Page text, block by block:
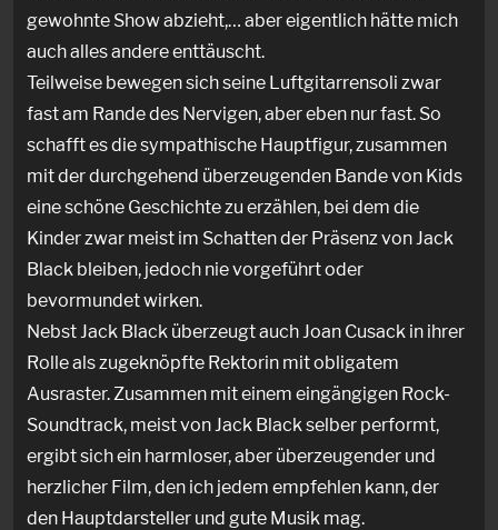
gewohnte Show abzieht,… aber eigentlich hätte mich
auch alles andere enttäuscht.
Teilweise bewegen sich seine Luftgitarrensoli zwar
fast am Rande des Nervigen, aber eben nur fast. So
schafft es die sympathische Hauptfigur, zusammen
mit der durchgehend überzeugenden Bande von Kids
eine schöne Geschichte zu erzählen, bei dem die
Kinder zwar meist im Schatten der Präsenz von Jack
Black bleiben, jedoch nie vorgeführt oder
bevormundet wirken.
Nebst Jack Black überzeugt auch Joan Cusack in ihrer
Rolle als zugeknöpfte Rektorin mit obligatem
Ausraster. Zusammen mit einem eingängigen Rock-
Soundtrack, meist von Jack Black selber performt,
ergibt sich ein harmloser, aber überzeugender und
herzlicher Film, den ich jedem empfehlen kann, der
den Hauptdarsteller und gute Musik mag.